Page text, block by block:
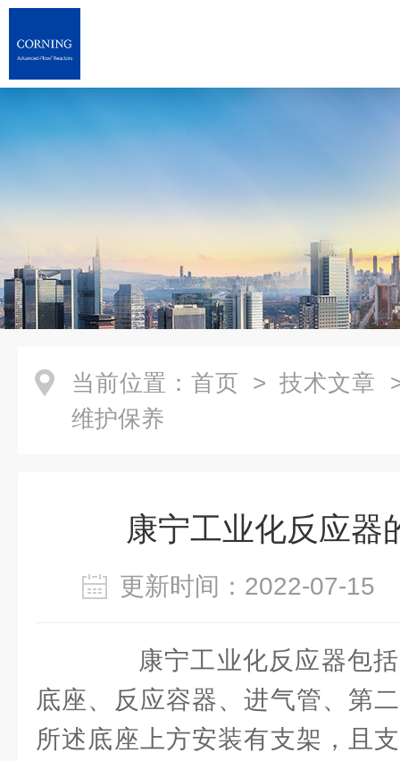
当前位置： 首页 > 技术文章
维护保养
康宁工业化反应器
更新时间：2022-07-
康宁工业化反应器包括
底座、反应容器、进气管、第
所述底座上方安装有支架，且